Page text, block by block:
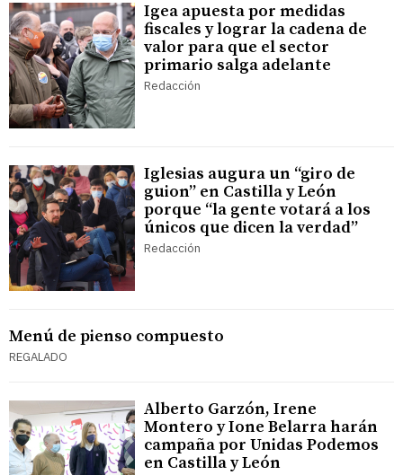
Igea apuesta por medidas
fiscales y lograr la cadena de
valor para que el sector
primario salga adelante
Redacción
Iglesias augura un “giro de
guion” en Castilla y León
porque “la gente votará a los
únicos que dicen la verdad”
Redacción
Menú de pienso compuesto
REGALADO
Alberto Garzón, Irene
Montero y Ione Belarra harán
campaña por Unidas Podemos
en Castilla y León